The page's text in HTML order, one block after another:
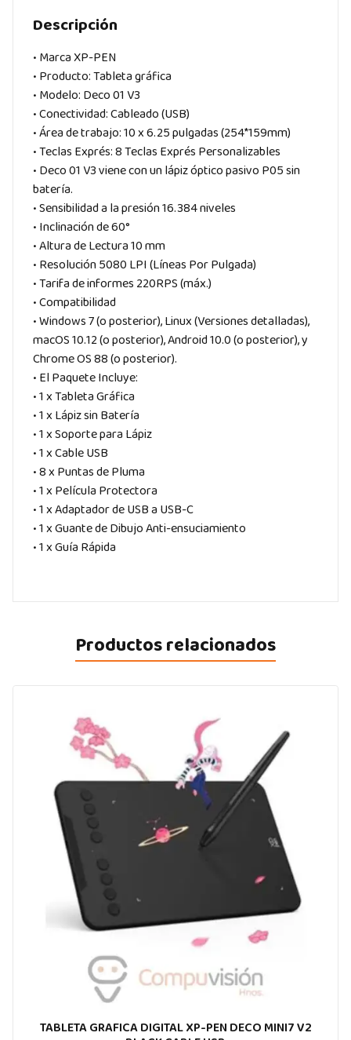
Descripción
• Marca XP-PEN
• Producto: Tableta gráfica
• Modelo: Deco 01 V3
• Conectividad: Cableado (USB)
• Área de trabajo: 10 x 6.25 pulgadas (254*159mm)
• Teclas Exprés: 8 Teclas Exprés Personalizables
• Deco 01 V3 viene con un lápiz óptico pasivo P05 sin
batería.
• Sensibilidad a la presión 16.384 niveles
• Inclinación de 60°
• Altura de Lectura 10 mm
• Resolución 5080 LPI (Líneas Por Pulgada)
• Tarifa de informes 220RPS (máx.)
• Compatibilidad
• Windows 7 (o posterior), Linux (Versiones detalladas),
macOS 10.12 (o posterior), Android 10.0 (o posterior), y
Chrome OS 88 (o posterior).
• El Paquete Incluye:
• 1 x Tableta Gráfica
• 1 x Lápiz sin Batería
• 1 x Soporte para Lápiz
• 1 x Cable USB
• 8 x Puntas de Pluma
• 1 x Película Protectora
• 1 x Adaptador de USB a USB-C
• 1 x Guante de Dibujo Anti-ensuciamiento
• 1 x Guía Rápida
Productos relacionados
TABLETA GRAFICA DIGITAL XP-PEN DECO MINI7 V2